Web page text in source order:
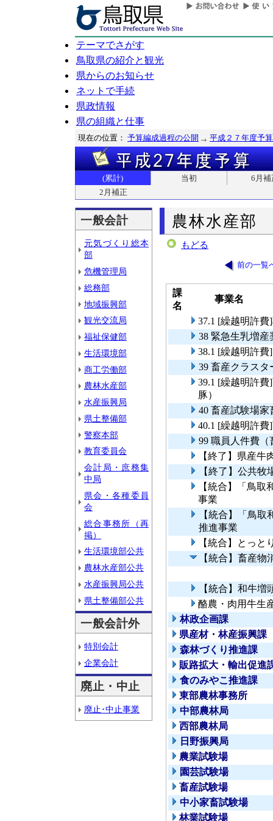
テーマでさがす
鳥取県の紹介と観光
県からのお知らせ
ネットで手続
県政情報
県の組織と仕事
現在の位置： 予算編成過程の公開 平成２７年度予算
(累計) 当初
6月補
2月補正
一般会計
元気づくり総本
部
危機管理局
総務部
地域振興部
観光交流局
福祉保健部
生活環境部
商工労働部
農林水産部
水産振興局
県土整備部
警察本部
教育委員会
会計局・庶務集
中局
県会・各種委員
会
総合事務所（再
掲）
生活環境部公共
農林水産部公共
水産振興局公共
県土整備部公共
一般会計外
特別会計
企業会計
廃止・中止
廃止･中止事業
農林水産部
もどる
前の一覧
課
名
事業名
37.1 [繰越明許
38 緊急生乳増産
38.1 [繰越明許
39 畜産クラス
39.1 [繰越明許
豚）
40 畜産試験場
40.1 [繰越明許
99 職員人件費（
【終了】県産牛
【終了】公共牧
【統合】「鳥
事業
【統合】「鳥
推進事業
【統合】とっと
【統合】畜産
【統合】和牛増
酪農・肉用牛生
林政企画課
県産材・林産振興課
森林づくり推進課
販路拡大・輸出促進
食のみやこ推進課
東部農林事務所
中部農林局
西部農林局
日野振興局
農業試験場
園芸試験場
畜産試験場
中小家畜試験場
林業試験場